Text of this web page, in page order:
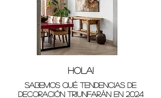
hola!
Sabemos qué tendencias de
decoración triunfarán en 2024